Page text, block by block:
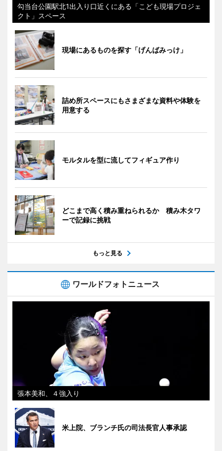
勾当台公園駅北1出入り口近くにある「こども現場プロジェ
クト」スペース
現場にあるものを探す「げんばみっけ」
詰め所スペースにもさまざまな資料や体験を
用意する
モルタルを型に流してフィギュア作り
どこまで高く積み重ねられるか 積み木タワ
ーで記録に挑戦
もっと見る
ワールドフォトニュース
張本美和、４強入り
米上院、ブランチ氏の司法長官人事承認